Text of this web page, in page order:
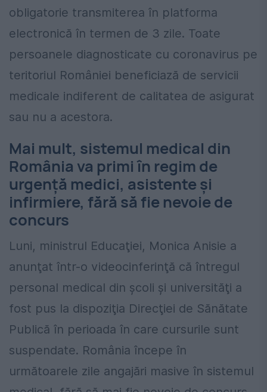
obligatorie transmiterea în platforma
electronică în termen de 3 zile. Toate
persoanele diagnosticate cu coronavirus pe
teritoriul României beneficiază de servicii
medicale indiferent de calitatea de asigurat
sau nu a acestora.
Mai mult, sistemul medical din
România va primi în regim de
urgenţă medici, asistente şi
infirmiere, fără să fie nevoie de
concurs
Luni, ministrul Educaţiei, Monica Anisie a
anunţat într-o videocinferinţă că întregul
personal medical din şcoli şi universităţi a
fost pus la dispoziţia Direcţiei de Sănătate
Publică în perioada în care cursurile sunt
suspendate. România începe în
următoarele zile angajări masive în sistemul